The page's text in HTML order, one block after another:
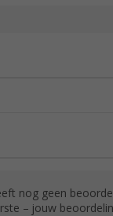
nog geen
– jouw